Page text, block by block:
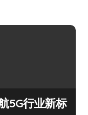
5G行业新标